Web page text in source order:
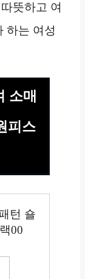
뜻하고 여
하는 여성
소매
피스
턴 숄
00